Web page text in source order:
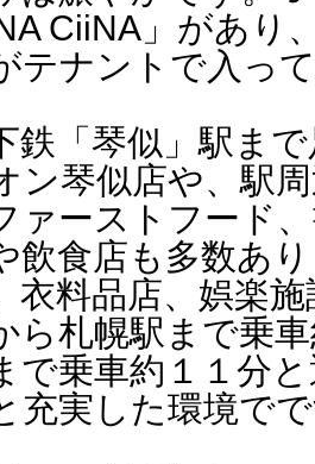
CiiNA」があ
テナントで入っ
「琴似」駅ま
ン琴似店や、駅
ァーストフード
飲食店も多数あ
衣料品店、娯楽
ら札幌駅まで乗
で乗車約１１分
充実した環境で